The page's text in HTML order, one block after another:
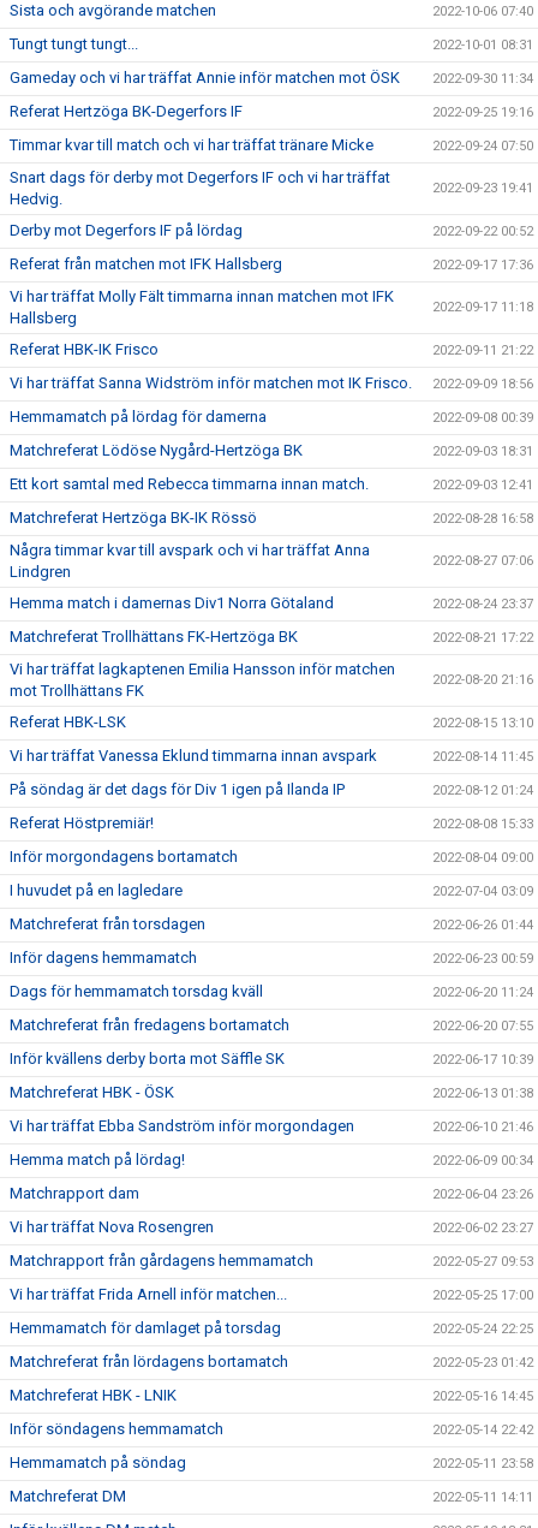
Sista och avgörande matchen 2022-10-06 07:40
Tungt tungt tungt... 2022-10-01 08:31
Gameday och vi har träffat Annie inför matchen mot ÖSK 2022-09-30 11:34
Referat Hertzöga BK-Degerfors IF 2022-09-25 19:16
Timmar kvar till match och vi har träffat tränare Micke 2022-09-24 07:50
Snart dags för derby mot Degerfors IF och vi har träffat
Hedvig.
2022-09-23 19:41
Derby mot Degerfors IF på lördag 2022-09-22 00:52
Referat från matchen mot IFK Hallsberg 2022-09-17 17:36
Vi har träffat Molly Fält timmarna innan matchen mot IFK
Hallsberg
2022-09-17 11:18
Referat HBK-IK Frisco 2022-09-11 21:22
Vi har träffat Sanna Widström inför matchen mot IK Frisco. 2022-09-09 18:56
Hemmamatch på lördag för damerna 2022-09-08 00:39
Matchreferat Lödöse Nygård-Hertzöga BK 2022-09-03 18:31
Ett kort samtal med Rebecca timmarna innan match. 2022-09-03 12:41
Matchreferat Hertzöga BK-IK Rössö 2022-08-28 16:58
Några timmar kvar till avspark och vi har träffat Anna
Lindgren
2022-08-27 07:06
Hemma match i damernas Div1 Norra Götaland 2022-08-24 23:37
Matchreferat Trollhättans FK-Hertzöga BK 2022-08-21 17:22
Vi har träffat lagkaptenen Emilia Hansson inför matchen
mot Trollhättans FK
2022-08-20 21:16
Referat HBK-LSK 2022-08-15 13:10
Vi har träffat Vanessa Eklund timmarna innan avspark 2022-08-14 11:45
På söndag är det dags för Div 1 igen på Ilanda IP 2022-08-12 01:24
Referat Höstpremiär! 2022-08-08 15:33
Inför morgondagens bortamatch 2022-08-04 09:00
I huvudet på en lagledare 2022-07-04 03:09
Matchreferat från torsdagen 2022-06-26 01:44
Inför dagens hemmamatch 2022-06-23 00:59
Dags för hemmamatch torsdag kväll 2022-06-20 11:24
Matchreferat från fredagens bortamatch 2022-06-20 07:55
Inför kvällens derby borta mot Säffle SK 2022-06-17 10:39
Matchreferat HBK - ÖSK 2022-06-13 01:38
Vi har träffat Ebba Sandström inför morgondagen 2022-06-10 21:46
Hemma match på lördag! 2022-06-09 00:34
Matchrapport dam 2022-06-04 23:26
Vi har träffat Nova Rosengren 2022-06-02 23:27
Matchrapport från gårdagens hemmamatch 2022-05-27 09:53
Vi har träffat Frida Arnell inför matchen... 2022-05-25 17:00
Hemmamatch för damlaget på torsdag 2022-05-24 22:25
Matchreferat från lördagens bortamatch 2022-05-23 01:42
Matchreferat HBK - LNIK 2022-05-16 14:45
Inför söndagens hemmamatch 2022-05-14 22:42
Hemmamatch på söndag 2022-05-11 23:58
Matchreferat DM 2022-05-11 14:11